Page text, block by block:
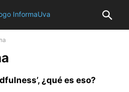
¿qué es eso?